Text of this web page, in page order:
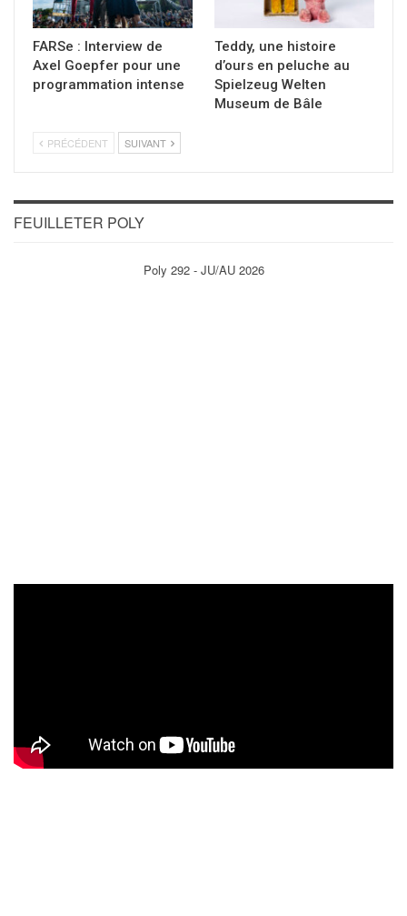
FARSe : Interview de
Axel Goepfer pour une
programmation intense
Teddy, une histoire
d’ours en peluche au
Spielzeug Welten
Museum de Bâle
PRÉCÉDENT SUIVANT
FEUILLETER POLY
Poly 292 - JU/AU 2026